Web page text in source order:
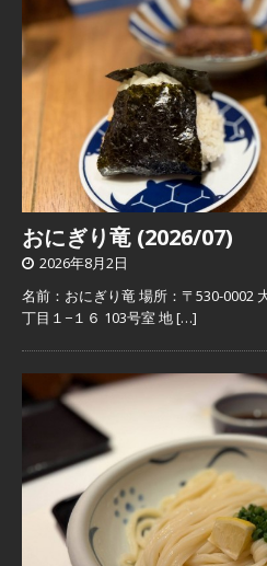
おにぎり竜 (2026/07)
2026年8月2日
名前：おにぎり竜 場所：〒530-0002
丁目１−１６ 103号室 地[…]